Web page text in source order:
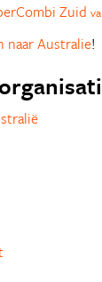
Zuid va
naar Australie!